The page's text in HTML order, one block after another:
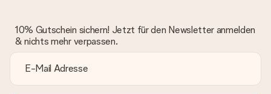
10% Gutschein sichern! Jetzt für den Newsletter anmelden
& nichts mehr verpassen.